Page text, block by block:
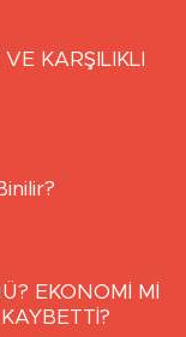
KARŞILIKLI
EKONOMİ Mİ